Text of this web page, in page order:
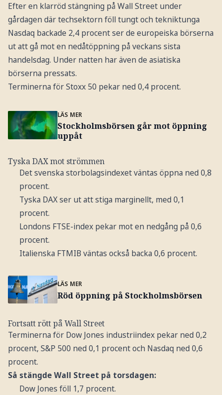
Efter en klarröd stängning på Wall Street under
gårdagen där techsektorn föll tungt och tekniktunga
Nasdaq backade 2,4 procent ser de europeiska börserna
ut att gå mot en nedåtöppning på veckans sista
handelsdag. Under natten har även de asiatiska
börserna pressats.
Terminerna för Stoxx 50 pekar ned 0,4 procent.
LÄS MER
Stockholmsbörsen går mot öppning
uppåt
Tyska DAX mot strömmen
Det svenska storbolagsindexet väntas öppna ned 0,8
procent.
Tyska DAX ser ut att stiga marginellt, med 0,1
procent.
Londons FTSE-index pekar mot en nedgång på 0,6
procent.
Italienska FTMIB väntas också backa 0,6 procent.
LÄS MER
Röd öppning på Stockholmsbörsen
Fortsatt rött på Wall Street
Terminerna för Dow Jones industriindex pekar ned 0,2
procent, S&P 500 ned 0,1 procent och Nasdaq ned 0,6
procent.
Så stängde Wall Street på torsdagen:
Dow Jones föll 1,7 procent.